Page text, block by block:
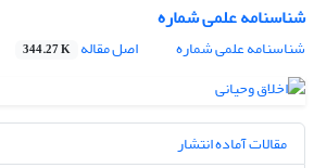
شناسنامه علمی شماره
شناسنامه علمی شماره اصل مقاله 344.27 K
مقالات آماده انتشار